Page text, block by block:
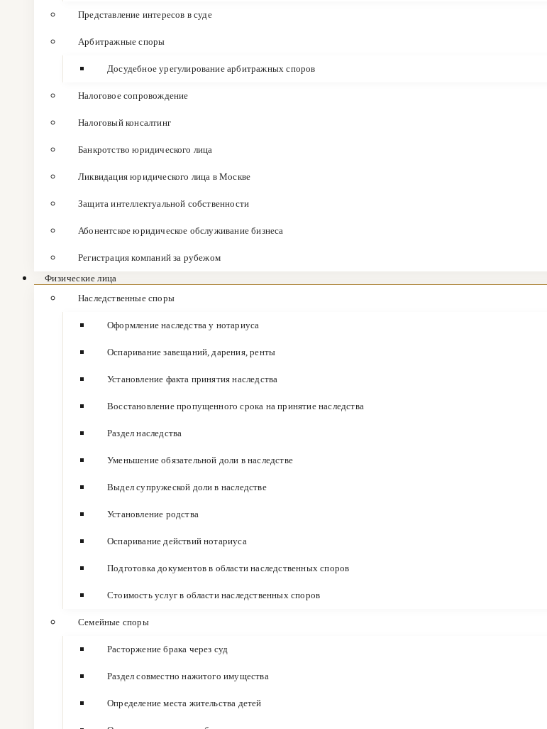
Представление интересов в суде
Арбитражные споры
Досудебное урегулирование арбитражных споров
Налоговое сопровождение
Налоговый консалтинг
Банкротство юридического лица
Ликвидация юридического лица в Москве
Защита интеллектуальной собственности
Абонентское юридическое обслуживание бизнеса
Регистрация компаний за рубежом
Физические лица
Наследственные споры
Оформление наследства у нотариуса
Оспаривание завещаний, дарения, ренты
Установление факта принятия наследства
Восстановление пропущенного срока на принятие наследства
Раздел наследства
Уменьшение обязательной доли в наследстве
Выдел супружеской доли в наследстве
Установление родства
Оспаривание действий нотариуса
Подготовка документов в области наследственных споров
Стоимость услуг в области наследственных споров
Семейные споры
Расторжение брака через суд
Раздел совместно нажитого имущества
Определение места жительства детей